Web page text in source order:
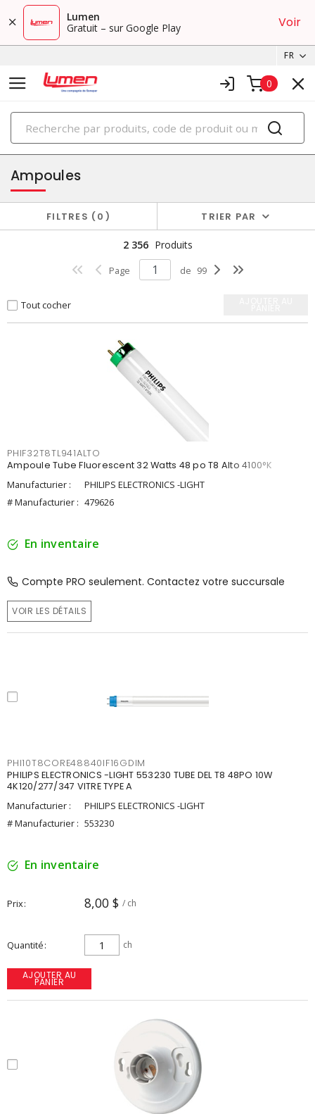
Lumen
Gratuit – sur Google Play
Voir
FR
0
PRODUITS
éclairage
Ampoules
FILTRES 0 TRIER PAR
2 356 Produits
Page de 99
Tout cocher
PHIF32T8TL941ALTO
Ampoule Tube Fluorescent 32 Watts 48 po T8 Alto 4100°K
Manufacturier :
PHILIPS ELECTRONICS -LIGHT
# Manufacturier : 479626
En inventaire
Compte PRO seulement. Contactez votre succursale
VOIR LES DÉTAILS
PHI10T8CORE48840IF16GDIM
PHILIPS ELECTRONICS -LIGHT 553230 TUBE DEL T8 48PO 10W
4K120/277/347 VITRE TYPE A
Manufacturier :
PHILIPS ELECTRONICS -LIGHT
# Manufacturier : 553230
En inventaire
Prix 8,00 $ / ch
Quantité ch
AJOUTER AU
PANIER